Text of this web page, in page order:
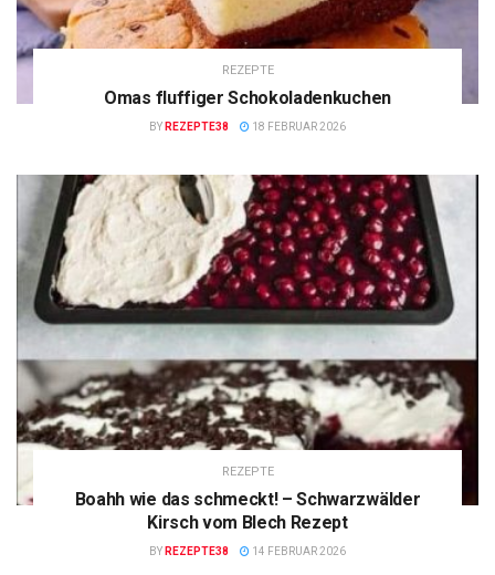
REZEPTE
Omas fluffiger Schokoladenkuchen
BY REZEPTE38 18 FEBRUAR 2026
REZEPTE
Boahh wie das schmeckt! – Schwarzwälder
Kirsch vom Blech Rezept
BY REZEPTE38 14 FEBRUAR 2026